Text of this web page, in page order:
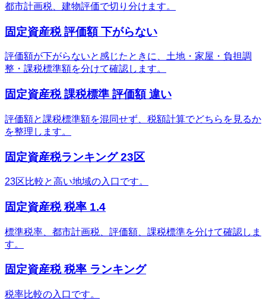
都市計画税、建物評価で切り分けます。
固定資産税 評価額 下がらない
評価額が下がらないと感じたときに、土地・家屋・負担調
整・課税標準額を分けて確認します。
固定資産税 課税標準 評価額 違い
評価額と課税標準額を混同せず、税額計算でどちらを見るか
を整理します。
固定資産税ランキング 23区
23区比較と高い地域の入口です。
固定資産税 税率 1.4
標準税率、都市計画税、評価額、課税標準を分けて確認しま
す。
固定資産税 税率 ランキング
税率比較の入口です。